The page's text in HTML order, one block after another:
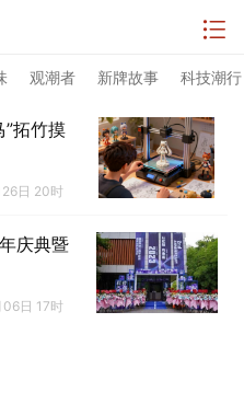
观潮者 新牌故事 科技潮行
”拓竹摸
26日 20时
庆典暨
06日 17时